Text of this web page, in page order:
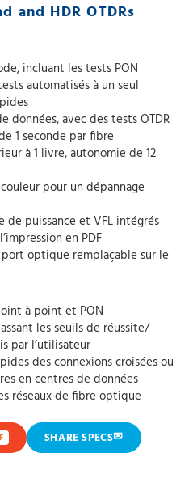
and HDR OTDRs
incluant les tests PON
automatisés à un seul
avec des tests OTDR
1 seconde par fibre
à 1 livre, autonomie de 12
pour un dépannage
puissance et VFL intégrés
en PDF
optique remplaçable sur le
à point et PON
les seuils de réussite/
par l’utilisateur
des connexions croisées ou
en centres de données
réseaux de fibre optique
SHARE SPECS✉